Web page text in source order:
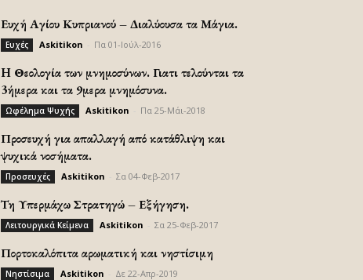
Ευχή Αγίου Κυπριανού – Διαλύουσα τα Μάγια.
Ευχές Askitikon Πα 01-Ιούλ-2016
H Θεολογία των μνημοσύνων. Γιατι τελούνται τα
3ήμερα και τα 9μερα μνημόσυνα.
Ωφέλημα Ψυχής Askitikon Πα 25-Μάι-2018
Προσευχή για απαλλαγή από κατάθλιψη και
ψυχικά νοσήματα.
Προσευχές Askitikon Σα 04-Φεβ-2017
Τη Υπερμάχω Στρατηγώ – Εξήγηση.
Λειτουργικά Κείμενα Askitikon Σα 25-Φεβ-2017
Πορτοκαλόπιτα αρωματική και νηστίσιμη
Νηστίσιμα Askitikon Δε 22-Απρ-2019